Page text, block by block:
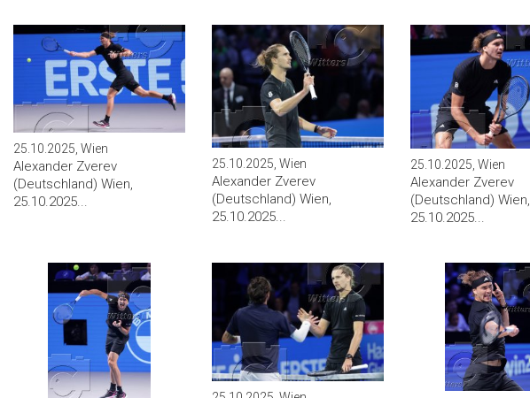
25.10.2025, Wien
Alexander Zverev
(Deutschland) Wien,
25.10.2025...
25.10.2025, Wien
Alexander Zverev
(Deutschland) Wien,
25.10.2025...
25.10.2025, Wien
Alexander Zverev
(Deutschland) Wien,
25.10.2025...